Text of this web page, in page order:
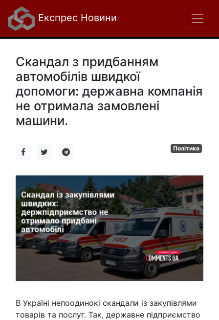
Експрес Новини
Скандал з придбанням
автомобілів швидкої
допомоги: державна компанія
не отримала замовлені
машини.
Політика
В Україні непоодинокі скандали із закупівлями
товарів та послуг. Так, державне підприємство